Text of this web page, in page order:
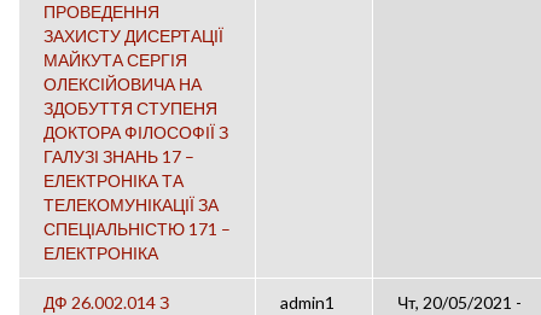
ПРОВЕДЕННЯ
ЗАХИСТУ ДИСЕРТАЦІЇ
МАЙКУТА СЕРГІЯ
ОЛЕКСІЙОВИЧА НА
ЗДОБУТТЯ СТУПЕНЯ
ДОКТОРА ФІЛОСОФІЇ З
ГАЛУЗІ ЗНАНЬ 17 –
ЕЛЕКТРОНІКА ТА
ТЕЛЕКОМУНІКАЦІЇ ЗА
СПЕЦІАЛЬНІСТЮ 171 –
ЕЛЕКТРОНІКА
ДФ 26.002.014 З
admin1
Чт, 20/05/2021 -